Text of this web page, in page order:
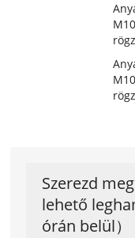
Szerezd
lehető
órán belül）